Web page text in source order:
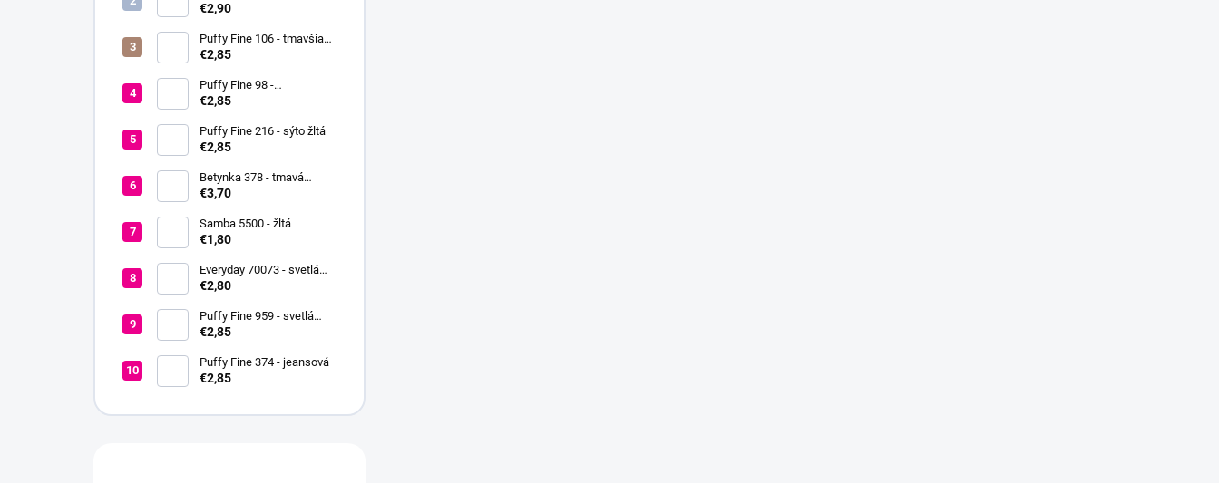
svetlá
€2,90
Puffy Fine 106 - tmavšia
červená
€2,85
Puffy Fine 98 -
fialovoružová
€2,85
Puffy Fine 216 - sýto žltá
€2,85
Betynka 378 - tmavá
medová
€3,70
Samba 5500 - žltá
€1,80
Everyday 70073 - svetlá
oranžová
€2,80
Puffy Fine 959 - svetlá
béžová
€2,85
Puffy Fine 374 - jeansová
€2,85